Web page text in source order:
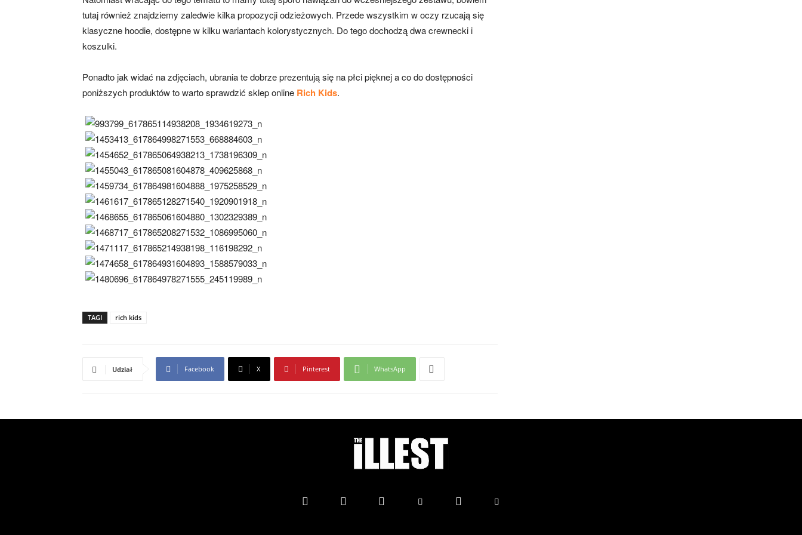
tutaj również znajdziemy zaledwie kilka propozycji odzieżowych. Przede wszystkim w oczy rzucają się
klasyczne hoodie, dostępne w kilku wariantach kolorystycznych. Do tego dochodzą dwa crewnecki i
koszulki.
Ponadto jak widać na zdjęciach, ubrania te dobrze prezentują się na płci pięknej a co do dostępności
poniższych produktów to warto sprawdzić sklep online Rich Kids.
TAGI rich kids
Udział Facebook X Pinterest WhatsApp